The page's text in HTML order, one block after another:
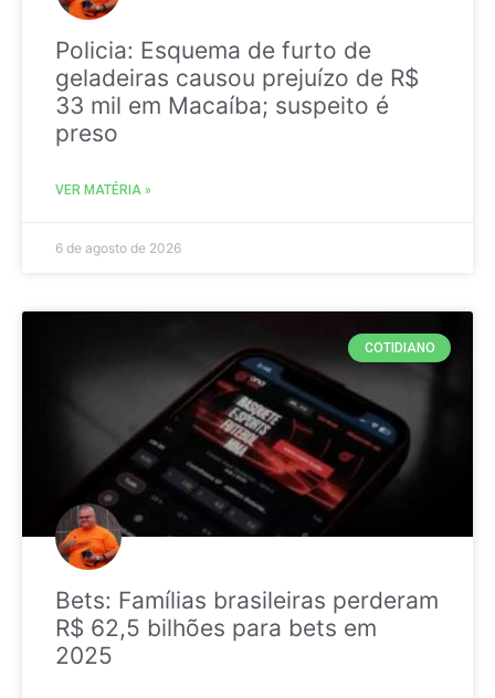
Policia: Esquema de furto de
geladeiras causou prejuízo de R$
33 mil em Macaíba; suspeito é
preso
VER MATÉRIA »
6 de agosto de 2026
COTIDIANO
Bets: Famílias brasileiras perderam
R$ 62,5 bilhões para bets em
2025